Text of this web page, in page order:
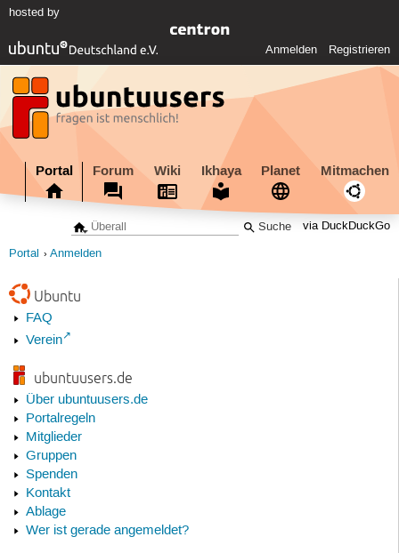
hosted by
Anmelden Registrieren
Portal Forum Wiki Ikhaya Planet Mitmachen
via DuckDuckGo
Portal Anmelden
Ubuntu
FAQ
Verein
ubuntuusers.de
Über ubuntuusers.de
Portalregeln
Mitglieder
Gruppen
Spenden
Kontakt
Ablage
Wer ist gerade angemeldet?